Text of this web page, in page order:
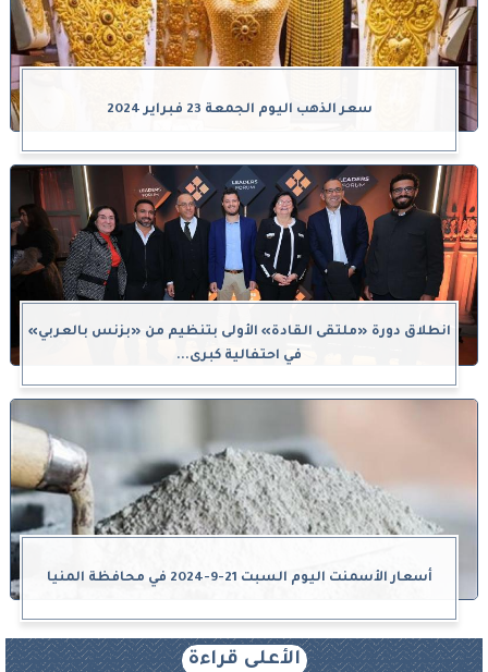
سعر الذهب اليوم الجمعة 23 فبراير 2024
انطلاق دورة «ملتقى القادة» الأولى بتنظيم من «بزنس بالعربي»
في احتفالية كبرى...
أسعار الأسمنت اليوم السبت 21-9-2024 في محافظة المنيا
الأعلى قراءة